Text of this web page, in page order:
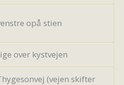
opå stien
over kystvejen
(vejen skifter